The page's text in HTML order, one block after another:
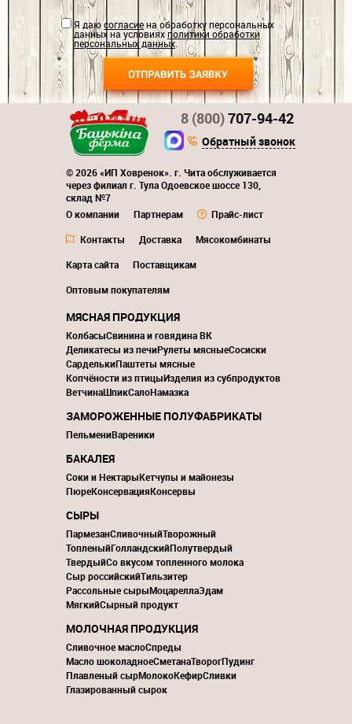
Я даюсогласиена обработку персональных
данных на условияхполитики обработки
персональных данных.
© 2026 «ИП Ховренок». г. Чита обслуживается
через филиал г. Тула Одоевское шоссе 130,
склад №7
О компании
Партнерам
Прайс-лист
Контакты
Доставка
Мясокомбинаты
Карта сайта
Поставщикам
Оптовым покупателям
8 (800)707-94-42
Обратный звонок
МЯСНАЯ ПРОДУКЦИЯ
КолбасыСвинина и говядина ВК
Деликатесы из печиРулеты мясныеСосиски
СарделькиПаштеты мясные
Копчёности из птицыИзделия из субпродуктов
ВетчинаШпикСалоНамазка
ЗАМОРОЖЕННЫЕ ПОЛУФАБРИКАТЫ
ПельмениВареники
БАКАЛЕЯ
Соки и НектарыКетчупы и майонезы
ПюреКонсервацияКонсервы
СЫРЫ
ПармезанСливочныйТворожный
ТопленыйГолландскийПолутвердый
ТвердыйСо вкусом топленного молока
Сыр российскийТильзитер
Рассольные сырыМоцареллаЭдам
МягкийСырный продукт
МОЛОЧНАЯ ПРОДУКЦИЯ
Сливочное маслоСпреды
Масло шоколадноеСметанаТворогПудинг
Плавленый сырМолокоКефирСливки
Глазированный сырок